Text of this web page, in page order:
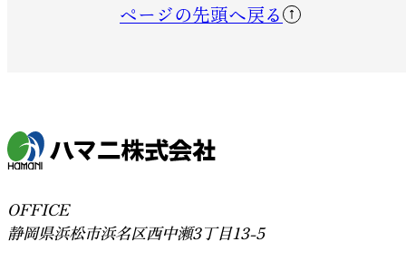
ページの先頭へ戻る
OFFICE
静岡県浜松市浜名区西中瀬3丁目13-5